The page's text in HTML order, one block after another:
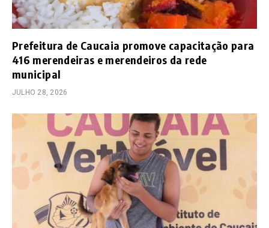
Prefeitura de Caucaia promove capacitação para
416 merendeiras e merendeiros da rede
municipal
JULHO 28, 2026